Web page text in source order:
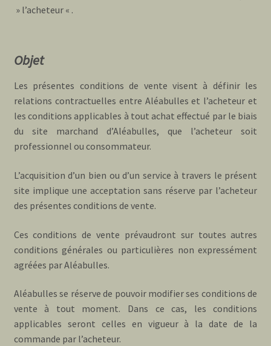
» l’acheteur « .
Objet
Les présentes conditions de vente visent à définir les
relations contractuelles entre Aléabulles et l’acheteur et
les conditions applicables à tout achat effectué par le biais
du site marchand d’Aléabulles, que l’acheteur soit
professionnel ou consommateur.
L’acquisition d’un bien ou d’un service à travers le présent
site implique une acceptation sans réserve par l’acheteur
des présentes conditions de vente.
Ces conditions de vente prévaudront sur toutes autres
conditions générales ou particulières non expressément
agréées par Aléabulles.
Aléabulles se réserve de pouvoir modifier ses conditions de
vente à tout moment. Dans ce cas, les conditions
applicables seront celles en vigueur à la date de la
commande par l’acheteur.